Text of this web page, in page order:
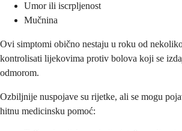
Umor ili iscrpljenost
Mučnina
Ovi simptomi obično nestaju u roku od
kontrolisati lijekovima protiv bolova koji se
odmorom.
Ozbiljnije nuspojave su rijetke, ali se mogu
hitnu medicinsku pomoć: